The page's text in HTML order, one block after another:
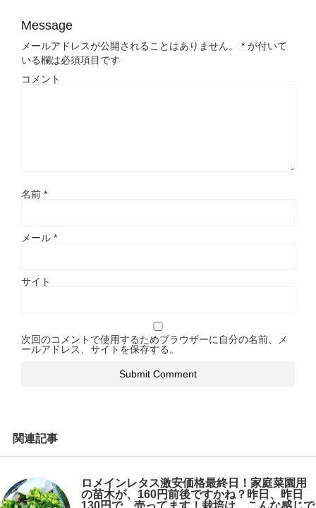
Message
メールアドレスが公開されることはありません。 * が付いて
いる欄は必須項目です
コメント
名前 *
メール *
サイト
次回のコメントで使用するためブラウザーに自分の名前、メ
ールアドレス、サイトを保存する。
関連記事
ロメインレタス激安価格最終日！家庭菜園用
の苗木が、160円前後ですかね？昨日、昨日
130円で、売ってます！栽培は、こんな感じで